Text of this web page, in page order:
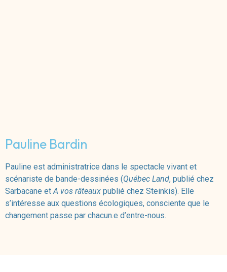
Pauline Bardin
Pauline est administratrice dans le spectacle vivant et
scénariste de bande-dessinées (Québec Land, publié chez
Sarbacane etA vos râteaux publié chez Steinkis). Elle
s’intéresse aux questions écologiques, consciente que le
changement passe par chacun.e d’entre-nous.